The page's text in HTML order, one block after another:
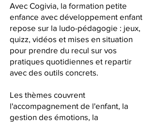
Avec Cogivia, la formation petite
enfance avec développement enfant
repose sur la ludo-pédagogie : jeux,
quizz, vidéos et mises en situation
pour prendre du recul sur vos
pratiques quotidiennes et repartir
avec des outils concrets.
Les thèmes couvrent
l'accompagnement de l'enfant, la
gestion des émotions, la